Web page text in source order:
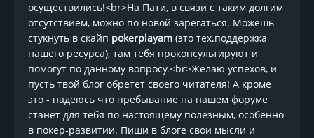
осуществились!<br>На Пати, в связи с таким долгим
отсутствием, можно по новой зарегаться. Можешь
стукнуть в скайп pokerplayam (это тех.поддержка
нашего ресурса), там тебя проконсультируют и
помогут по данному вопросу.<br>Желаю успехов, и
пусть твой блог обретет своего читателя! А кроме
это - надеюсь что пребывание на нашем форуме
станет для тебя по настоящему полезным, особенно
в покер-развитии. Пиши в блоге свои мысли и